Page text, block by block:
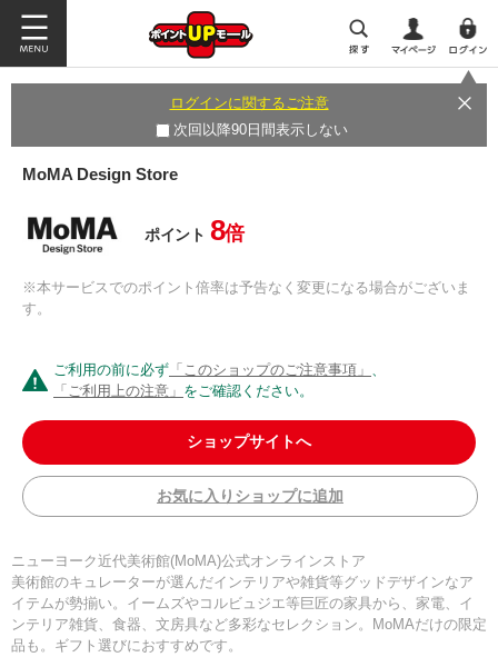
ログインに関するご注意
次回以降90日間表示しない
MoMA Design Store
ポイント 8倍
※本サービスでのポイント倍率は予告なく変更になる場合がございま
す。
ご利用の前に必ず 「このショップのご注意事項」 、
「ご利用上の注意」 をご確認ください。
ショップサイトへ
お気に入りショップに追加
ニューヨーク近代美術館(MoMA)公式オンラインストア
美術館のキュレーターが選んだインテリアや雑貨等グッドデザインなア
イテムが勢揃い。イームズやコルビュジエ等巨匠の家具から、家電、イ
ンテリア雑貨、食器、文房具など多彩なセレクション。MoMAだけの限定
品も。ギフト選びにおすすめです。